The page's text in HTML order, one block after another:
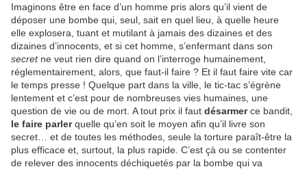
Imaginons être en face d’un homme pris alors qu’il vient de
déposer une bombe qui, seul, sait en quel lieu, à quelle heure
elle explosera, tuant et mutilant à jamais des dizaines et des
dizaines d’innocents, et si cet homme, s’enfermant dans son
secretne veut rien dire quand on l’interroge humainement,
réglementairement, alors, que faut-il faire ? Et il faut faire vite car
le temps presse ! Quelque part dans la ville, le tic-tac s’égrène
lentement et c’est pour de nombreuses vies humaines, une
question de vie ou de mort. A tout prix il faut désarmerce bandit,
le faire parlerquelle qu’en soit le moyen afin qu’il livre son
secret… et de toutes les méthodes, seule la torture paraît-être la
plus efficace et, surtout, la plus rapide. C’est çà ou se contenter
de relever des innocents déchiquetés par la bombe qui va